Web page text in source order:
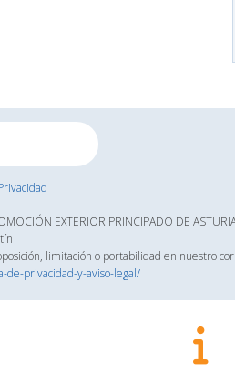
EXTERIOR PRINCIPADO DE
limitación o portabilidad en nuestro
de-privacidad-y-aviso-legal/